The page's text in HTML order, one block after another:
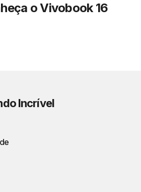
o Vivobook 16
Incrível